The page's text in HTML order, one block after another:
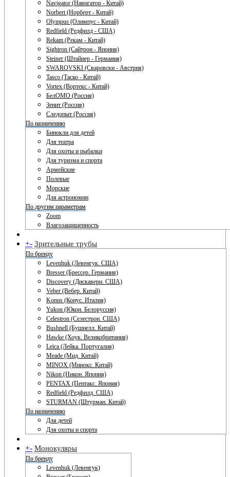
Navigator (Навигатор - Китай)
Norbert (Норберт - Китай)
Olympus (Олимпус - Китай)
Redfield (Редфилд - США)
Rekam (Рекам - Китай)
Sightron (Сайтрон - Япония)
Steiner (Штайнер - Германия)
SWAROVSKI (Сваровски - Австрия)
Tasco (Таско - Китай)
Vortex (Вортекс - Китай)
БелОМО (Россия)
Зенит (Россия)
Следопыт (Россия)
По назначению
Бинокли для детей
Для театра
Для охоты и рыбалки
Для туризма и спорта
Армейские
Полевые
Морские
Для астрономии
По другим параметрам
Zoom
Влагозащищенность
+- Зрительные трубы
По бренду
Levenhuk (Левенгук. США)
Bresser (Брессер. Германия)
Discovery (Дискавери. США)
Veber (Вебер. Китай)
Konus (Конус. Италия)
Yukon (Юкон. Белоруссия)
Celestron (Селестрон. США)
Bushnell (Бушнелл. Китай)
Hawke (Хоук. Великобритания)
Leica (Лейка. Португалия)
Meade (Мид. Китай)
MINOX (Минокс. Китай)
Nikon (Никон. Япония)
PENTAX (Пентакс. Япония)
Redfield (Редфилд. США)
STURMAN (Штурман. Китай)
По назначению
Для детей
Для охоты и спорта
+- Монокуляры
По бренду
Levenhuk (Левенгук)